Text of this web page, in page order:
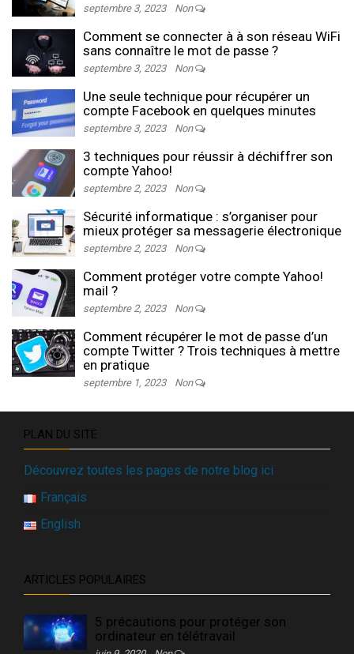
septembre 3, 2023 Non
Comment se connecter à à son réseau WiFi
sans connaître le mot de passe ?
septembre 3, 2023 Non
Une seule technique pour récupérer un
compte Facebook en quelques minutes
septembre 3, 2023 Non
3 techniques pour réussir à déchiffrer son
compte Yahoo!
septembre 2, 2023 Non
Sécurité informatique : s’organiser pour
mieux protéger sa messagerie électronique
septembre 2, 2023 Non
Comment protéger votre compte Yahoo!
mail ?
septembre 2, 2023 Non
Comment récupérer le mot de passe d’un
compte Twitter ? Trois techniques à mettre
en pratique
septembre 1, 2023 Non
PLAN DU SITE
Découvrez toutes les pages de notre blog ici
Français
English
ARTICLES POPULAIRES
5 précautions pour protéger son
ordinateur en télétravail